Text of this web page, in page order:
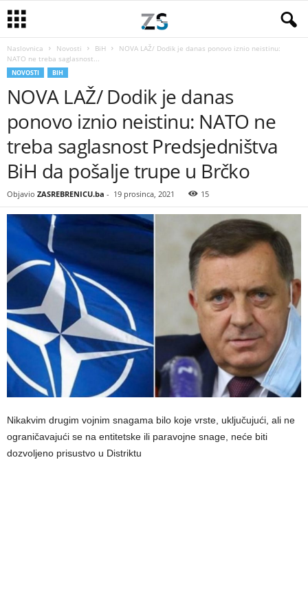
Naslovnica Novosti BiH
NOVA LAŽ/ Dodik je danas ponovo iznio neistinu:
NATO ne treba saglasnost...
NOVOSTI BIH
NOVA LAŽ/ Dodik je danas
ponovo iznio neistinu: NATO ne
treba saglasnost Predsjedništva
BiH da pošalje trupe u Brčko
Objavio ZASREBRENICU.ba - 19 prosinca, 2021 15
Nikakvim drugim vojnim snagama bilo koje vrste, uključujući, ali ne
ograničavajući se na entitetske ili paravojne snage, neće biti
dozvoljeno prisustvo u Distriktu